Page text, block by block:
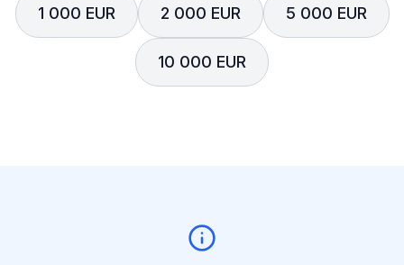
1 000 EUR 2 000 EUR 5 000 EUR
10 000 EUR